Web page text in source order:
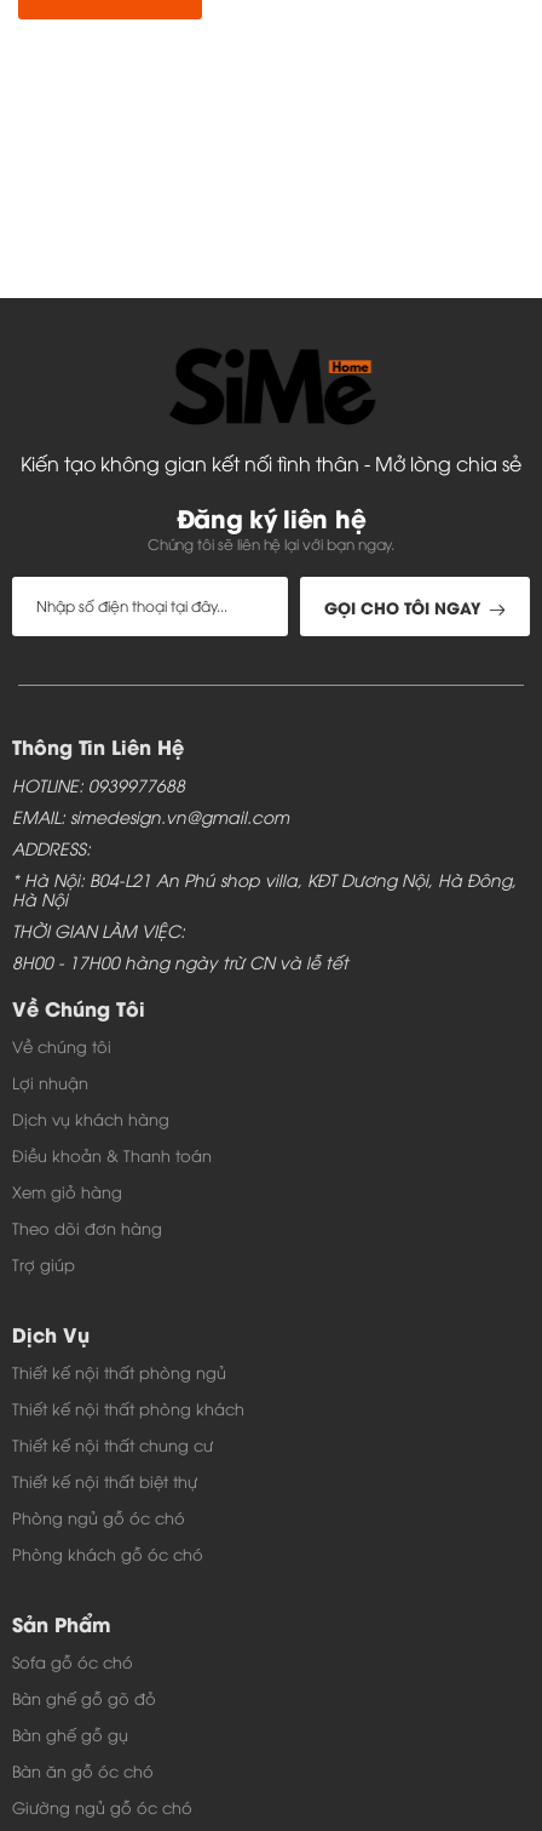
Kiến tạo không gian kết nối tình thân - Mở lòng chia sẻ
Đăng ký liên hệ
Chúng tôi sẽ liên hệ lại với bạn ngay.
GỌI CHO TÔI NGAY
Thông Tin Liên Hệ
HOTLINE: 0939977688
EMAIL: simedesign.vn@gmail.com
ADDRESS:
* Hà Nội: B04-L21 An Phú shop villa, KĐT Dương Nội, Hà Đông,
Hà Nội
THỜI GIAN LÀM VIỆC:
8H00 - 17H00 hàng ngày trừ CN và lễ tết
Về Chúng Tôi
Về chúng tôi
Lợi nhuận
Dịch vụ khách hàng
Điều khoản & Thanh toán
Xem giỏ hàng
Theo dõi đơn hàng
Trợ giúp
Dịch Vụ
Thiết kế nội thất phòng ngủ
Thiết kế nội thất phòng khách
Thiết kế nội thất chung cư
Thiết kế nội thất biệt thự
Phòng ngủ gỗ óc chó
Phòng khách gỗ óc chó
Sản Phẩm
Sofa gỗ óc chó
Bàn ghế gỗ gõ đỏ
Bàn ghế gỗ gụ
Bàn ăn gỗ óc chó
Giường ngủ gỗ óc chó